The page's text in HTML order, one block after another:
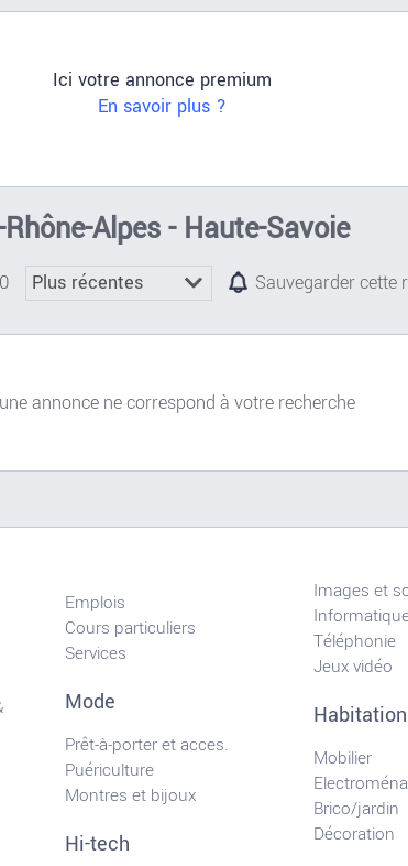
Ici votre annonce premium
En savoir plus ?
Alpes - Haute-Savoie
Sauvegarder cette
annonce ne correspond à votre recherche
Emplois
Cours particuliers
Services
Mode
Prêt-à-porter et acces.
Puériculture
Montres et bijoux
Hi-tech
Images et
Téléphonie
Jeux vidéo
Habitation
Mobilier
Brico/jardin
Décoration